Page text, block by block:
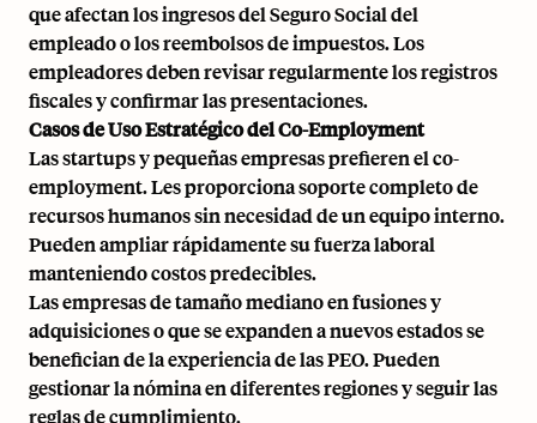
que afectan los ingresos del Seguro Social del
empleado o los reembolsos de impuestos. Los
empleadores deben revisar regularmente los registros
fiscales y confirmar las presentaciones.
Casos de Uso Estratégico del Co-Employment
Las startups y pequeñas empresas prefieren el co-
employment. Les proporciona soporte completo de
recursos humanos sin necesidad de un equipo interno.
Pueden ampliar rápidamente su fuerza laboral
manteniendo costos predecibles.
Las empresas de tamaño mediano en fusiones y
adquisiciones o que se expanden a nuevos estados se
benefician de la experiencia de las PEO. Pueden
gestionar la nómina en diferentes regiones y seguir las
reglas de cumplimiento.